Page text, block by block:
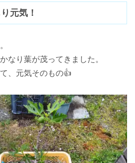
元気！
なり葉が茂ってきました。
、元気そのもの👍